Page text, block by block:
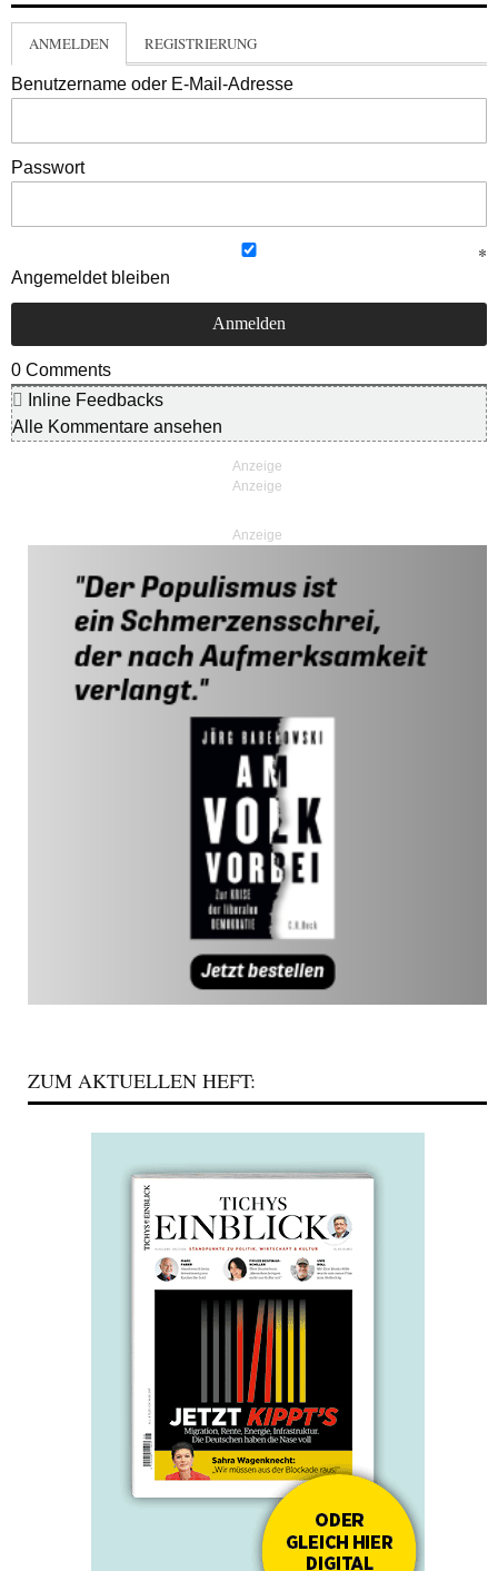
ANMELDEN REGISTRIERUNG
Benutzername oder E-Mail-Adresse
Passwort
Angemeldet bleiben
0 Comments
Inline Feedbacks
Alle Kommentare ansehen
Anzeige
ZUM AKTUELLEN HEFT: